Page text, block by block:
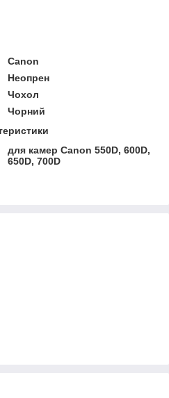
Canon
Неопрен
Чохол
Чорний
для камер Canon 550D, 600D,
650D, 700D